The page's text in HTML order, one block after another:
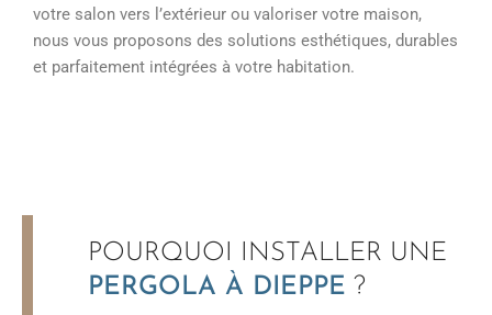
votre salon vers l’extérieur ou valoriser votre maison,
nous vous proposons des solutions esthétiques, durables
et parfaitement intégrées à votre habitation.
POURQUOI INSTALLER UNE
PERGOLA À DIEPPE ?